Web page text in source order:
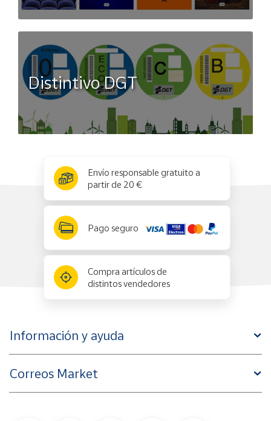
Distintivo DGT
Envío responsable gratuito a
partir de 20 €
Pago seguro
Compra artículos de
distintos vendedores
Información y ayuda
Correos Market